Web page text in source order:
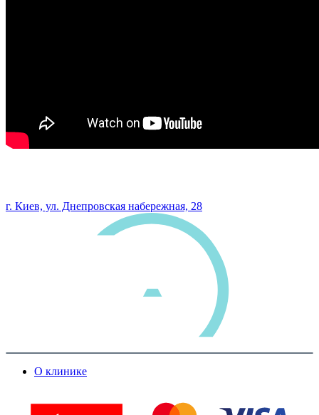
г. Киев, ул. Днепровская набережная, 28
О клинике